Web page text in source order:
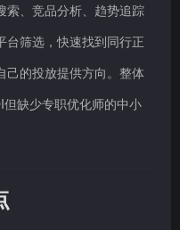
索、竞品分析、趋势追踪
台筛选，快速找到同行正
己的投放提供方向。整体
缺少专职优化师的中小